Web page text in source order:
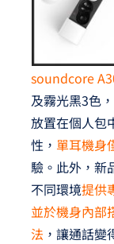
soundcore
及霧光黑3色
放置在個人包
性， 單耳機身
驗。此外，新
不同環境提供
並於機身內部
法 ，讓通話變